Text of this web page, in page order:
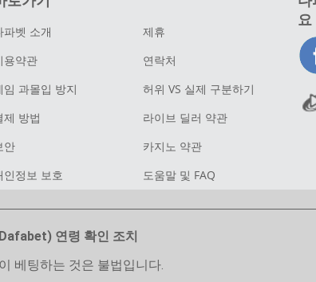
파벳 소개
용약관
임 과몰입 방지
제 방법
안
인정보 보호
제휴
연락처
허위 VS 실제 구분하기
라이브 딜러 약관
카지노 약관
도움말 및 FAQ
요
연령 확인 조치
베팅하는 것은 불법입니다.